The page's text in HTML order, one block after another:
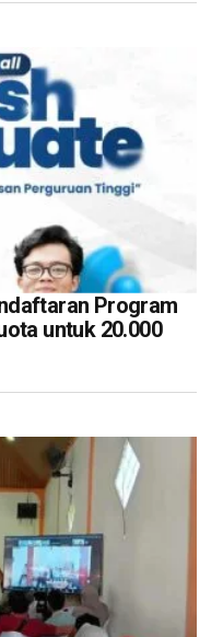
Program
untuk 20.000